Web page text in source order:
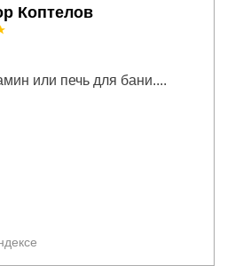
или печь для бани....
Коптелов